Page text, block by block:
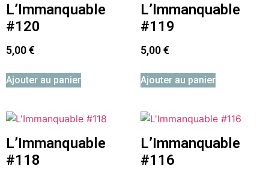
L’Immanquable
#120
5,00€
Ajouter au panier
L’Immanquable
#119
5,00€
Ajouter au panier
L’Immanquable
#118
L’Immanquable
#116